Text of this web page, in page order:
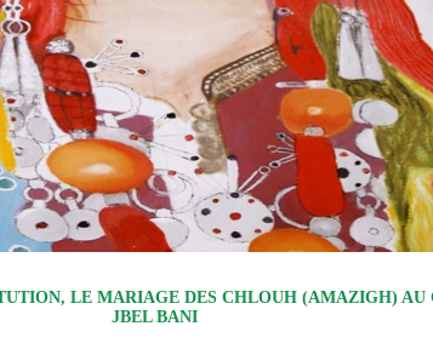
LE MARIAGE DES CHLOUH (AMAZIGH) AU
JBEL BANI